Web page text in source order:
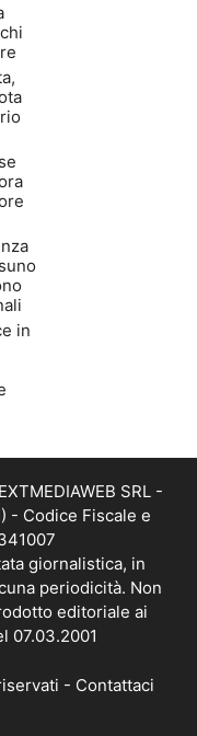
in
SRL -
- Codice Fiscale e
giornalistica, in
periodicità. Non
editoriale ai
07.03.2001
- Contattaci